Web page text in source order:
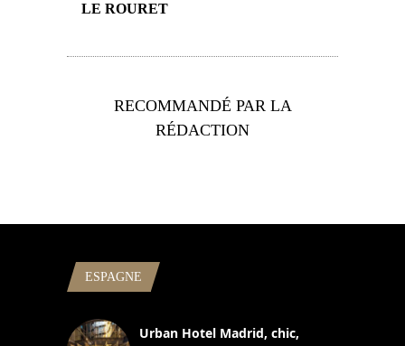
LE ROURET
RECOMMANDÉ PAR LA
RÉDACTION
ESPAGNE
Urban Hotel Madrid, chic,